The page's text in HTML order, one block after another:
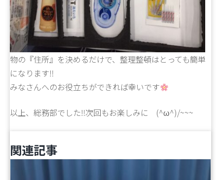
物の『住所』を決めるだけで、整理整頓はとっても簡単
になります‼
みなさんへのお役立ちができれば幸いです
以上、総務部でした‼次回もお楽しみに (^ω^)/~~~
関連記事